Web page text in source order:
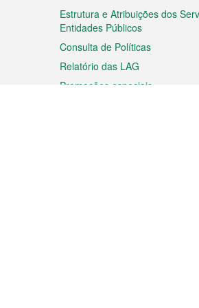
Estrutura e Atribuições dos
Entidades Públicos
Consulta de Políticas
Relatório das LAG
Promoções especiais